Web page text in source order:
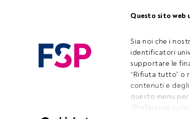
Questo sito web
Sia noi che i
identificatori
supportare le
“Rifiuta tutto” o
contenuti e
questo menu
“Preferenze
accedi